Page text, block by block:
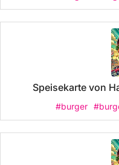
Speisekarte von
#burger